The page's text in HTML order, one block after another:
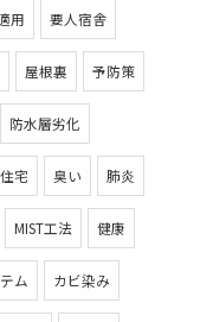
用 要人宿舎
屋根裏 予防策
防水層劣化
宅 臭い 肺炎
MIST工法 健康
ム カビ染み